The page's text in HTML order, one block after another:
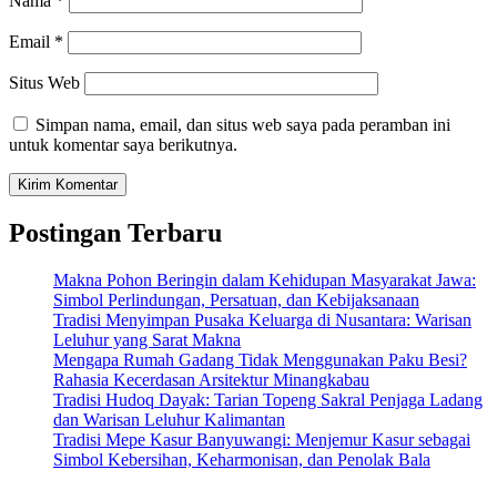
Email *
Situs Web
Simpan nama, email, dan situs web saya pada peramban ini
untuk komentar saya berikutnya.
Postingan Terbaru
Makna Pohon Beringin dalam Kehidupan Masyarakat Jawa:
Simbol Perlindungan, Persatuan, dan Kebijaksanaan
Tradisi Menyimpan Pusaka Keluarga di Nusantara: Warisan
Leluhur yang Sarat Makna
Mengapa Rumah Gadang Tidak Menggunakan Paku Besi?
Rahasia Kecerdasan Arsitektur Minangkabau
Tradisi Hudoq Dayak: Tarian Topeng Sakral Penjaga Ladang
dan Warisan Leluhur Kalimantan
Tradisi Mepe Kasur Banyuwangi: Menjemur Kasur sebagai
Simbol Kebersihan, Keharmonisan, dan Penolak Bala